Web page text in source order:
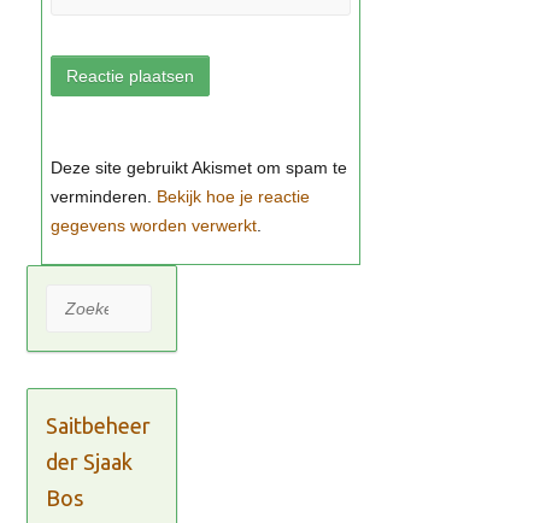
Bekijk hoe je reactie
gegevens worden verwerkt
Zoeken
Saitbeheer
der Sjaak
Bos